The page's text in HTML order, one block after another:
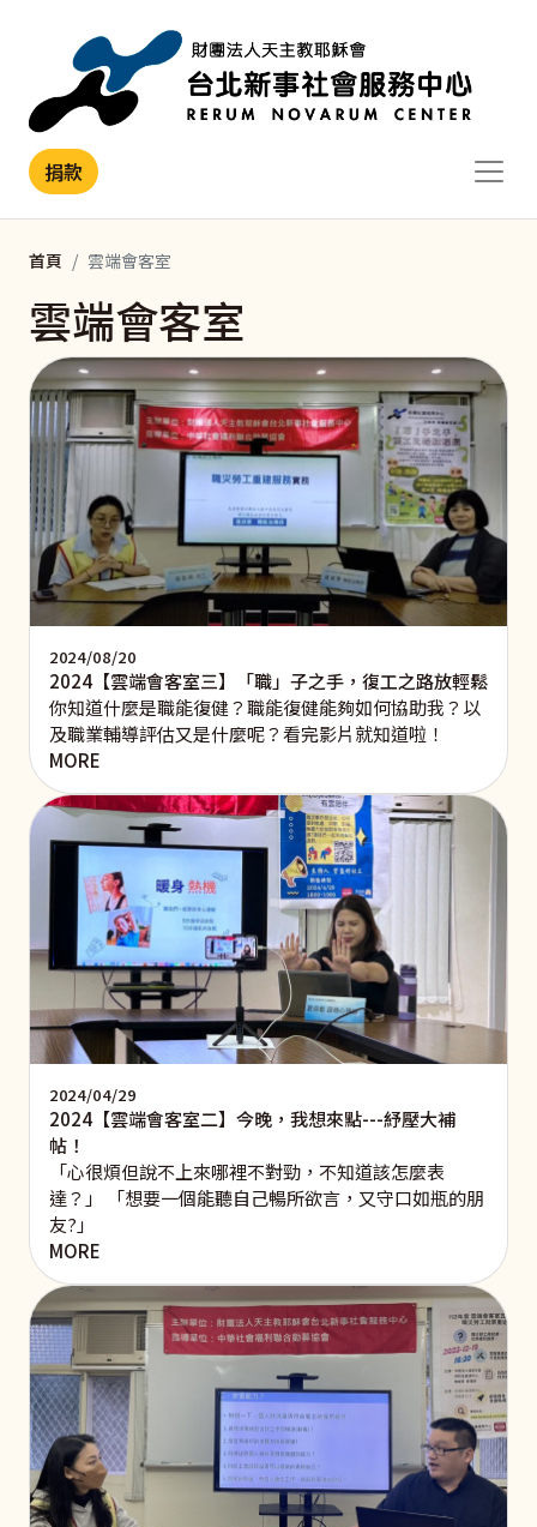
捐款
首頁 雲端會客室
雲端會客室
2024/08/20
2024【雲端會客室三】「職」子之手，復工之路放輕鬆
你知道什麼是職能復健？職能復健能夠如何協助我？以
及職業輔導評估又是什麼呢？看完影片就知道啦！
MORE
2024/04/29
2024【雲端會客室二】今晚，我想來點---紓壓大補
帖！
「心很煩但說不上來哪裡不對勁，不知道該怎麼表
達？」 「想要一個能聽自己暢所欲言，又守口如瓶的朋
友?」
MORE